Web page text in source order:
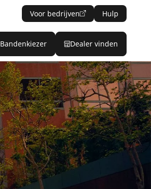
Voor bedrijven Hulp
Bandenkiezer Dealer vinden